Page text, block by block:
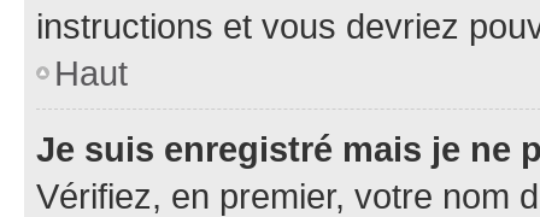
instructions et vous devriez
Haut
Je suis enregistré mais je ne
Vérifiez, en premier, votre nom